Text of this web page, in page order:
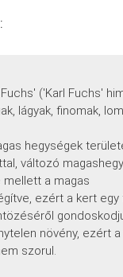
('Karl Fuchs'
lágyak, finomak,
hegységek
változó
mellett a magas
ezért a kert
növény, ezért
szorul.